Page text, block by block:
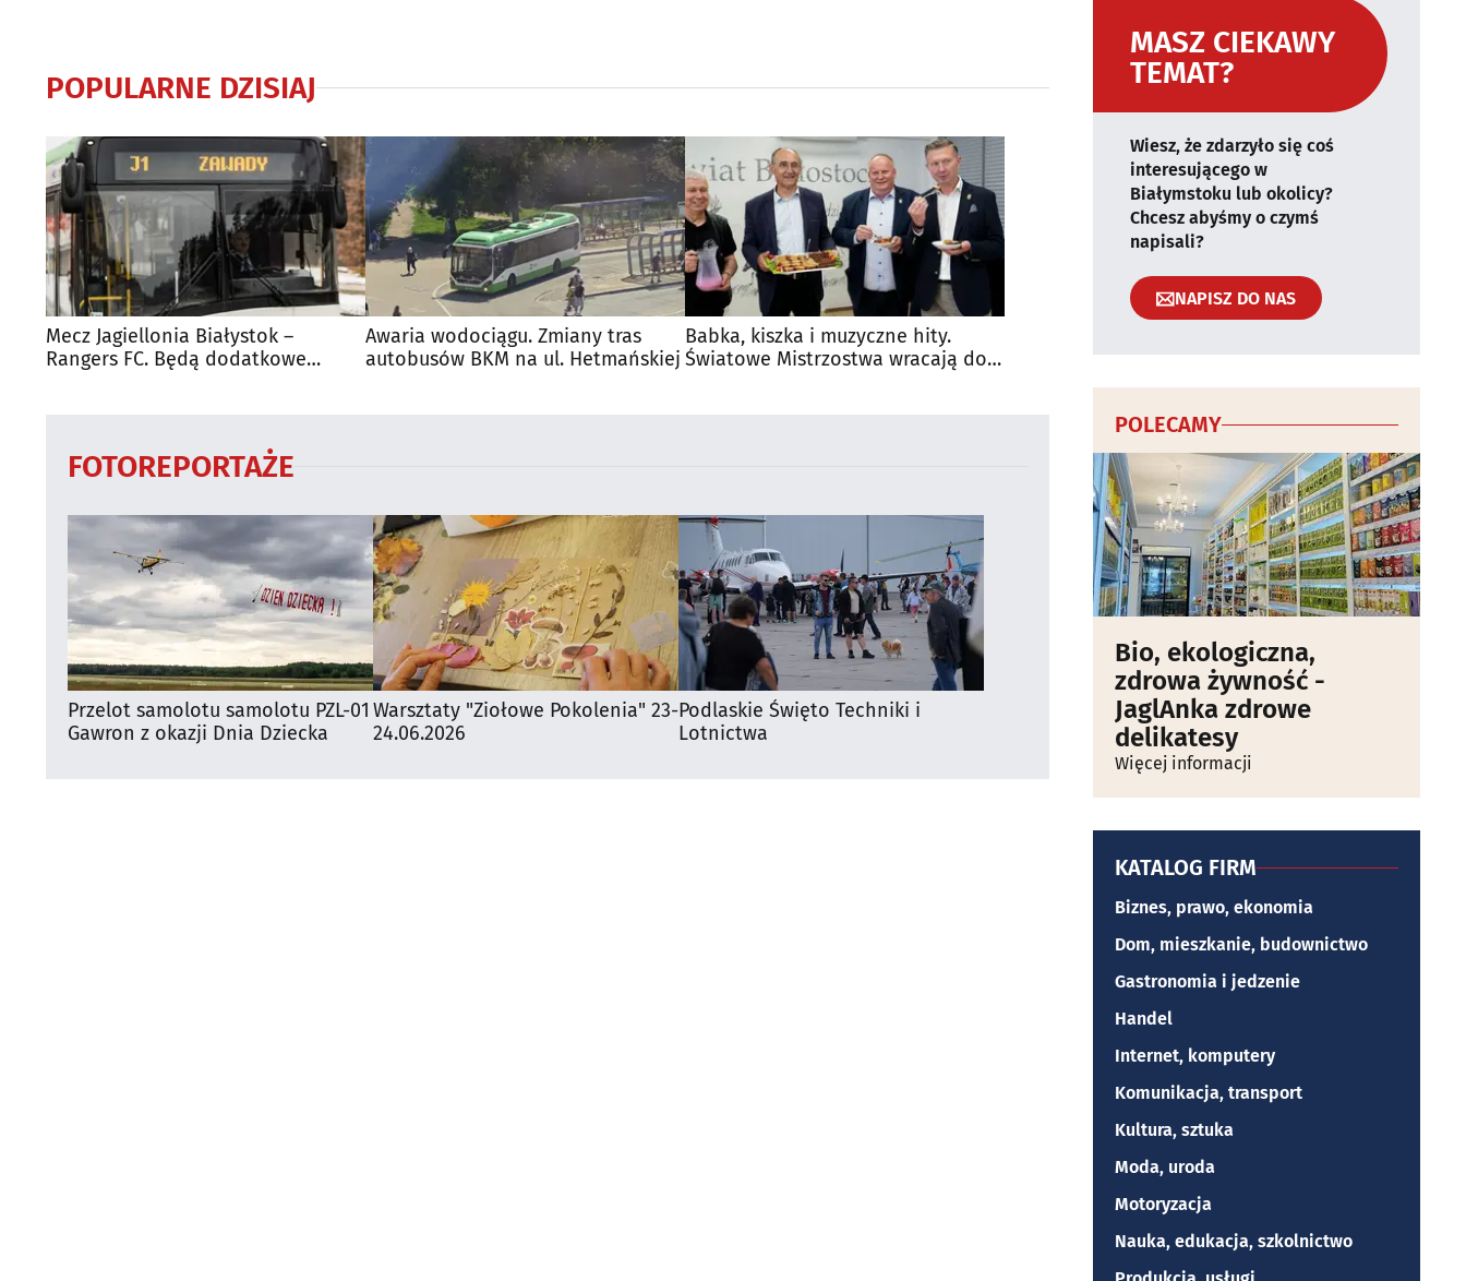
POPULARNE DZISIAJ
Mecz Jagiellonia Białystok –
Rangers FC. Będą dodatkowe
Awaria wodociągu. Zmiany tras
autobusów BKM na ul. Hetmańskiej
Babka, kiszka i muzyczne hity.
Światowe Mistrzostwa wracają do
FOTOREPORTAŻE
Przelot samolotu samolotu PZL-01
Gawron z okazji Dnia Dziecka
Warsztaty "Ziołowe Pokolenia" 23-
24.06.2026
Podlaskie Święto Techniki i
Lotnictwa
MASZ CIEKAWY
TEMAT?
Wiesz, że zdarzyło się coś
interesującego w
Białymstoku lub okolicy?
Chcesz abyśmy o czymś
napisali?
NAPISZ DO NAS
POLECAMY
Bio, ekologiczna,
zdrowa żywność -
JaglAnka zdrowe
delikatesy
Więcej informacji
KATALOG FIRM
Biznes, prawo, ekonomia
Dom, mieszkanie, budownictwo
Gastronomia i jedzenie
Handel
Internet, komputery
Komunikacja, transport
Kultura, sztuka
Moda, uroda
Motoryzacja
Nauka, edukacja, szkolnictwo